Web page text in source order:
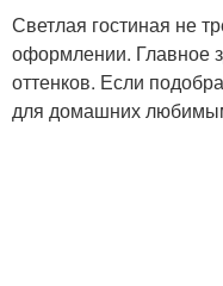
Светлая гостиная не
оформлении. Главное
оттенков. Если
для домашних